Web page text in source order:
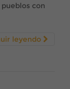
con
leyendo